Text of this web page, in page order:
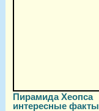
Пирамида Хеопса
интересные факты